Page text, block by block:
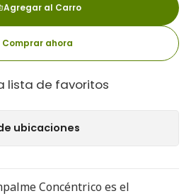
Agregar al Carro
Comprar ahora
lista de favoritos
ubicaciones
Concéntrico es el